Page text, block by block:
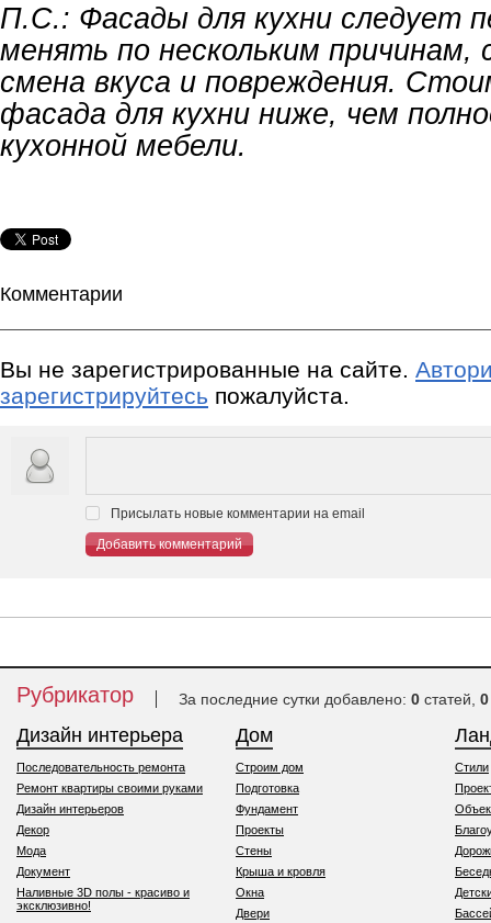
П.С.: Фасады для кухни следует
менять по нескольким причинам,
смена вкуса и повреждения.
фасада для кухни ниже, чем
кухонной мебели.
Комментарии
Вы не зарегистрированные на сайте.
зарегистрируйтесь пожалуйста.
Присылать новые комментарии на email
Добавить комментарий
Рубрикатор За последние сутки добавлено: 0 статей, 0
Дизайн интерьера
Последовательность ремонта
Ремонт квартиры своими руками
Дизайн интерьеров
Декор
Мода
Документ
Наливные 3D полы - красиво и
эксклюзивно!
Дом
Строим дом
Подготовка
Фундамент
Проекты
Стены
Крыша и кровля
Окна
Двери
Стили